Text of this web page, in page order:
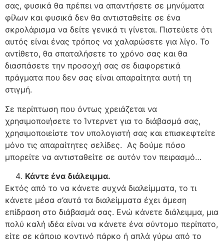
σας, φυσικά θα πρέπει να απαντήσετε σε μηνύματα
φίλων και φυσικά δεν θα αντισταθείτε σε ένα
σκρολάρισμα να δείτε γενικά τι γίνεται. Πιστεύετε ότι
αυτός είναι ένας τρόπος να χαλαρώσετε για λίγο. Το
αντίθετο, θα σπαταλήσετε το χρόνο σας και θα
διασπάσετε την προσοχή σας σε διαφορετικά
πράγματα που δεν σας είναι απαραίτητα αυτή τη
στιγμή.
Σε περίπτωση που όντως χρειάζεται να
χρησιμοποιήσετε το Ίντερνετ για το διάβασμά σας,
χρησιμοποιείστε τον υπολογιστή σας και επισκεφτείτε
μόνο τις απαραίτητες σελίδες. Ας δούμε πόσο
μπορείτε να αντισταθείτε σε αυτόν τον πειρασμό…
Κάντε ένα διάλειμμα.
Εκτός από το να κάνετε συχνά διαλείμματα, το τι
κάνετε μέσα σ’αυτά τα διαλείμματα έχει άμεση
επίδραση στο διάβασμά σας. Ενώ κάνετε διάλειμμα, μια
πολύ καλή ιδέα είναι να κάνετε ένα σύντομο περίπατο,
είτε σε κάποιο κοντινό πάρκο ή απλά γύρω από το